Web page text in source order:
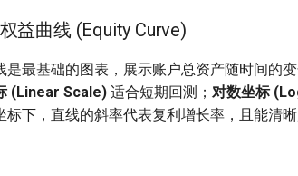
益曲线 (Equity Curve)
是最基础的图表，展示账户总资产随时间的
(Linear Scale) 适合短期回测； 对数坐标
标下，直线的斜率代表复利增长率，且能清